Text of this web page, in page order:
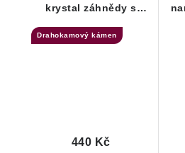
krystal záhnědy s
křemene
Drahokamový kámen
440 Kč